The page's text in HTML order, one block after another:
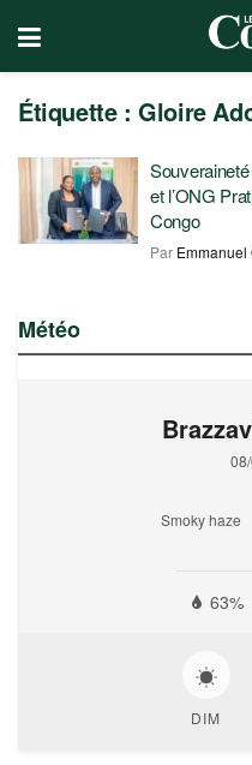
Étiquette :Gloire
et l’ONG
Congo
Par Emmanuel
Météo
Smoky haze
63%
DIM